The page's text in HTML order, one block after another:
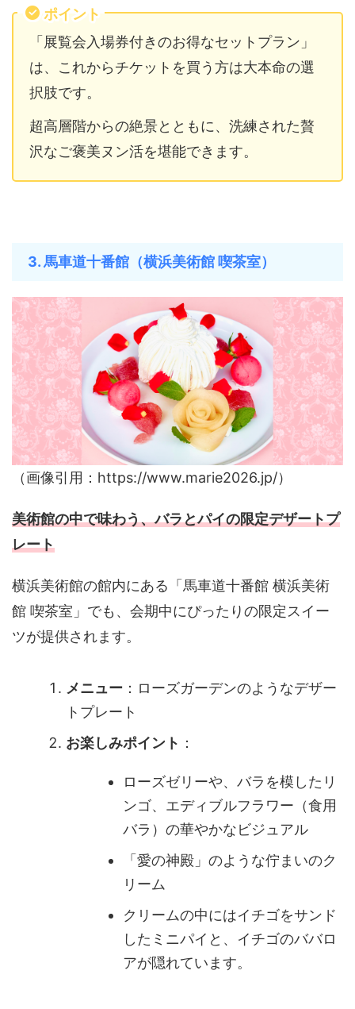
ポイント
「展覧会入場券付きのお得なセットプラン」
は、これからチケットを買う方は大本命の選
択肢です。
超高層階からの絶景とともに、洗練された贅
沢なご褒美ヌン活を堪能できます。
3. 馬車道十番館（横浜美術館 喫茶室）
（画像引用：https://www.marie2026.jp/）
美術館の中で味わう、バラとパイの限定デザートプ
レート
横浜美術館の館内にある「 馬車道十番館 横浜美術
館 喫茶室 」でも、会期中にぴったりの限定スイー
ツが提供されます。
メニュー ：ローズガーデンのようなデザー
トプレート
お楽しみポイント ：
ローズゼリーや、バラを模したリ
ンゴ、エディブルフラワー（食用
バラ）の華やかなビジュアル
「愛の神殿」のような佇まいのク
リーム
クリームの中にはイチゴをサンド
したミニパイと、イチゴのババロ
アが隠れています。